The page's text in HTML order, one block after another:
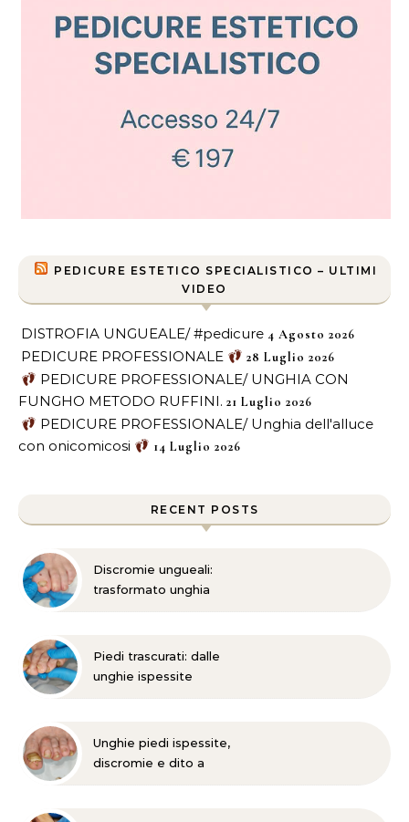
PEDICURE ESTETICO SPECIALISTICO – ULTIMI
VIDEO
DISTROFIA UNGUEALE/ #pedicure 4 Agosto 2026
PEDICURE PROFESSIONALE 28 Luglio 2026
PEDICURE PROFESSIONALE/ UNGHIA CON
FUNGHO METODO RUFFINI. 21 Luglio 2026
PEDICURE PROFESSIONALE/ Unghia dell'alluce
con onicomicosi
14 Luglio 2026
RECENT POSTS
Discromie ungueali:
trasformato unghia
Piedi trascurati: dalle
unghie ispessite
Unghie piedi ispessite,
discromie e dito a